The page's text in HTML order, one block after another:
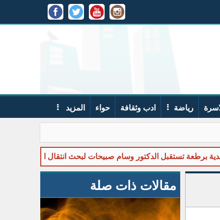
رياضة ادب وثقافة حواء المزيد
تستقبل الدكتور وسام صبيحات لبحث انتقال المركز الصحي إلى
مقالات ذات صلة